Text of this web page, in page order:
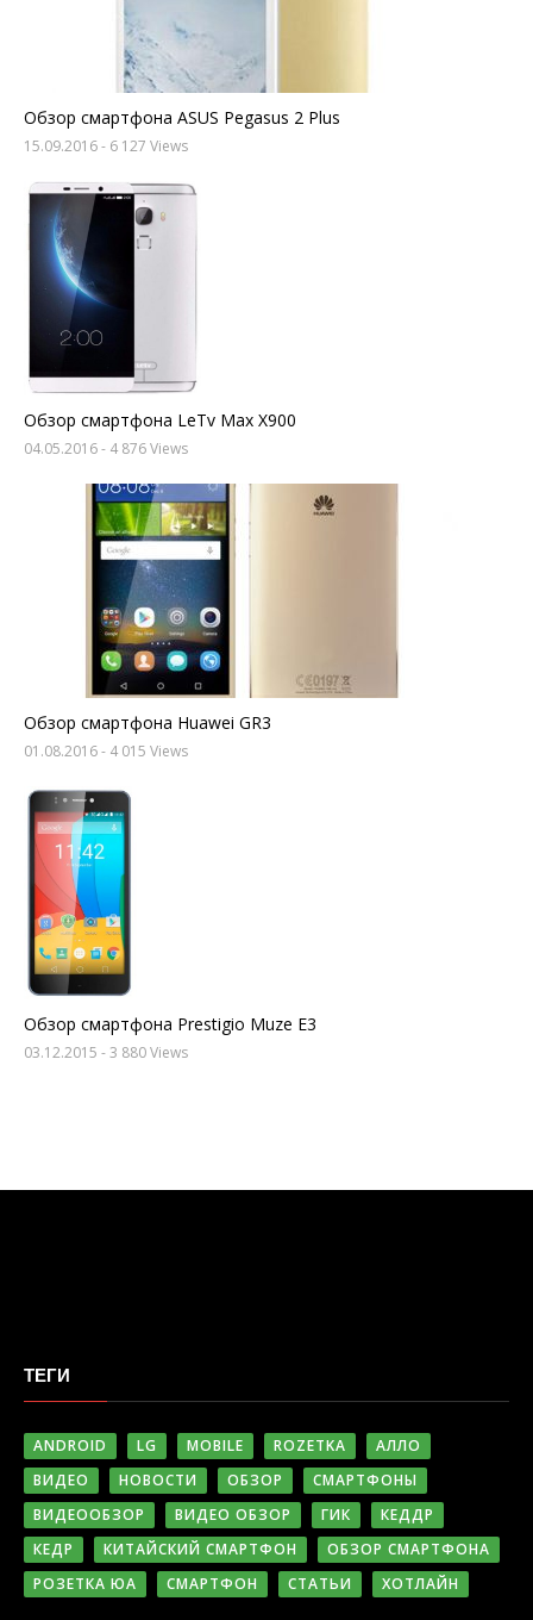
Обзор смартфона ASUS Pegasus 2 Plus
15.09.2016- 6 127 Views
Обзор смартфона LeTv Max X900
04.05.2016- 4 876 Views
Обзор смартфона Huawei GR3
01.08.2016- 4 015 Views
Обзор смартфона Prestigio Muze E3
03.12.2015 - 3 880 Views
ТЕГИ
ANDROID LG MOBILE ROZETKA
АЛЛО
ВИДЕО
НОВОСТИ ОБЗОР
СМАРТФОНЫ
ВИДЕООБЗОР
ВИДЕО ОБЗОР ГИК
КЕДДР
КЕДР
КИТАЙСКИЙ СМАРТФОН
ОБЗОР СМАРТФОНА
РОЗЕТКА ЮА
СМАРТФОН СТАТЬИ ХОТЛАЙН